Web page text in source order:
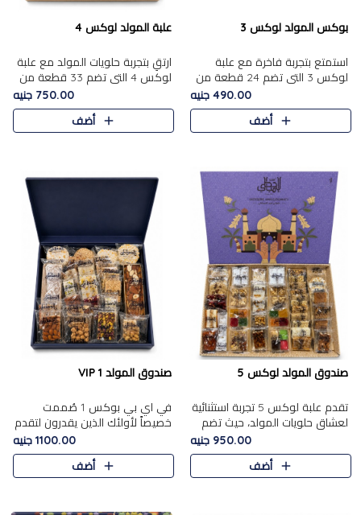
بوكس المولد لوكس 3
استمتع بتجربة فاخرة مع علبة
لوكس 3 التي تضم 24 قطعة من
أشهر حلويات المولد الشرقية
المختارة بعناية. تحتوي التشكيلة
على الجزرية بالفول، والملب..
490.00 جنيه
أضف
علبة المولد لوكس 4
ارتقِ بتجربة حلويات المولد مع علبة
لوكس 4 التي تضم 33 قطعة من
تشكيلة فاخرة ومتنوعة من أشهر
الأصناف الشرقية. تحتوي العلبة على
الجزرية بالفول،..
750.00 جنيه
أضف
صندوق المولد لوكس 5
تقدم علبة لوكس 5 تجربة استثنائية
لعشاق حلويات المولد، حيث تضم
42 قطعة من تشكيلة فاخرة تجمع
بين أشهر الأصناف التقليدية وأصناف
مميزة مختارة بع..
950.00 جنيه
أضف
صندوق المولد VIP 1
في اي بي بوكس 1 صُممت
خصيصاً لأولئك الذين يقدرون لتقدم
تجربة استثنائية بوكس تجمع بين
أفخر حلويات المولد المصري مع
تشكيلة مختارة من الأصناف ..
1100.00 جنيه
أضف